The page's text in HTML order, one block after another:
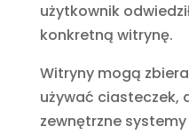
użytkownik
konkretną witrynę.
Witryny mogą
używać ciasteczek,
zewnętrzne